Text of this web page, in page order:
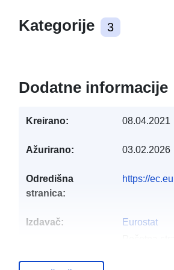
Kategorije 3
Dodatne informacije
Kreirano: 08.04.2021
Ažurirano: 03.02.2026
Odredišna
stranica:
https://
Izdavač:
Eurostat